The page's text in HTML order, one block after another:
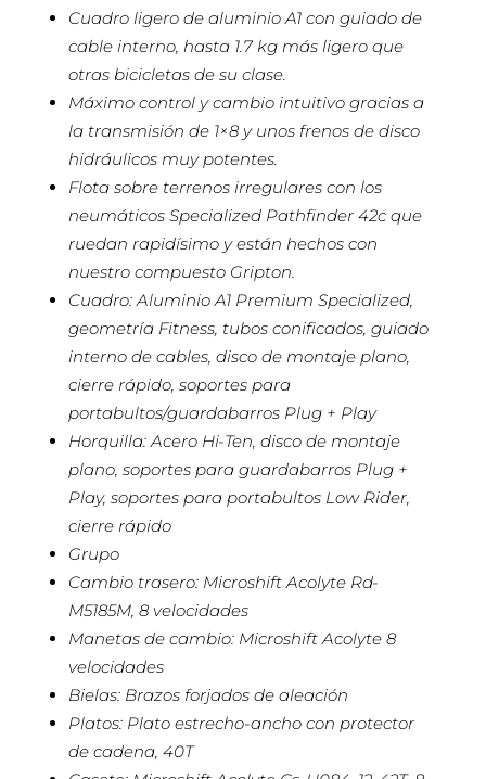
Cuadro ligero de aluminio A1 con guiado de
cable interno, hasta 1.7 kg más ligero que
otras bicicletas de su clase.
Máximo control y cambio intuitivo gracias a
la transmisión de 1×8 y unos frenos de disco
hidráulicos muy potentes.
Flota sobre terrenos irregulares con los
neumáticos Specialized Pathfinder 42c que
ruedan rapidísimo y están hechos con
nuestro compuesto Gripton.
Cuadro: Aluminio A1 Premium Specialized,
geometría Fitness, tubos conificados, guiado
interno de cables, disco de montaje plano,
cierre rápido, soportes para
portabultos/guardabarros Plug + Play
Horquilla: Acero Hi-Ten, disco de montaje
plano, soportes para guardabarros Plug +
Play, soportes para portabultos Low Rider,
cierre rápido
Grupo
Cambio trasero: Microshift Acolyte Rd-
M5185M, 8 velocidades
Manetas de cambio: Microshift Acolyte 8
velocidades
Bielas: Brazos forjados de aleación
Platos: Plato estrecho-ancho con protector
de cadena, 40T